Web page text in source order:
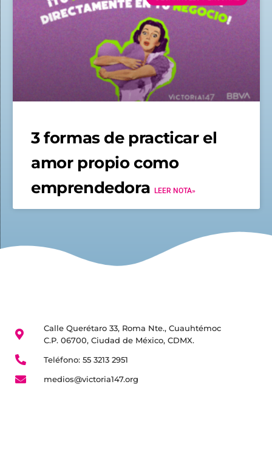
3 formas de practicar el
amor propio como
emprendedora LEER NOTA»
Calle Querétaro 33, Roma Nte., Cuauhtémoc
C.P. 06700, Ciudad de México, CDMX.
Teléfono: 55 3213 2951
medios@victoria147.org